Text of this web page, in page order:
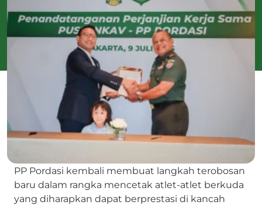
PP Pordasi kembali membuat langkah terobosan
baru dalam rangka mencetak atlet-atlet berkuda
yang diharapkan dapat berprestasi di kancah